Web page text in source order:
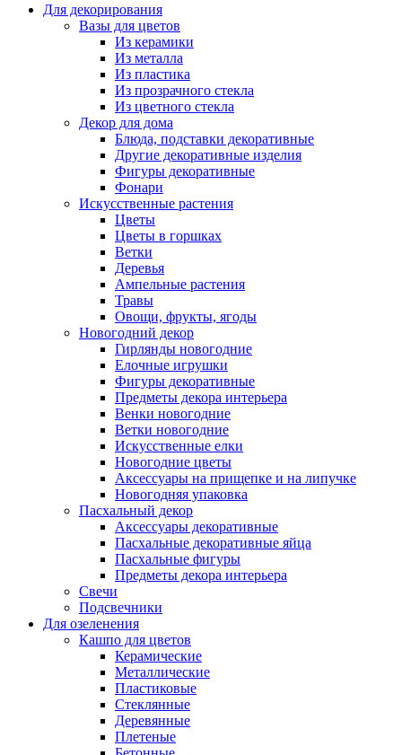
Для декорирования
Вазы для цветов
Из керамики
Из металла
Из пластика
Из прозрачного стекла
Из цветного стекла
Декор для дома
Блюда, подставки декоративные
Другие декоративные изделия
Фигуры декоративные
Фонари
Искусственные растения
Цветы
Цветы в горшках
Ветки
Деревья
Ампельные растения
Травы
Овощи, фрукты, ягоды
Новогодний декор
Гирлянды новогодние
Елочные игрушки
Фигуры декоративные
Предметы декора интерьера
Венки новогодние
Ветки новогодние
Искусственные елки
Новогодние цветы
Аксессуары на прищепке и на липучке
Новогодняя упаковка
Пасхальный декор
Аксессуары декоративные
Пасхальные декоративные яйца
Пасхальные фигуры
Предметы декора интерьера
Свечи
Подсвечники
Для озеленения
Кашпо для цветов
Керамические
Металлические
Пластиковые
Стеклянные
Деревянные
Плетеные